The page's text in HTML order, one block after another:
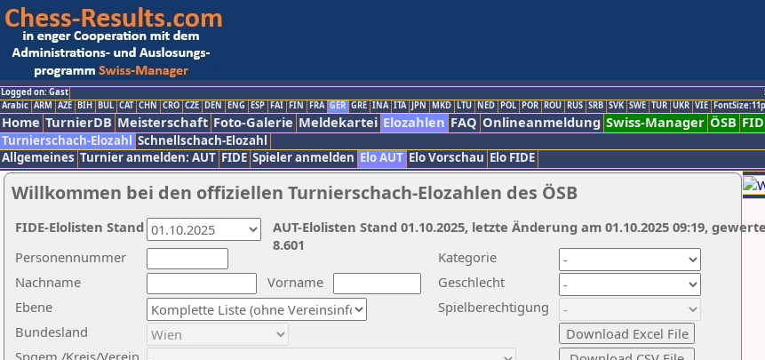
Logged on: Gast
Arabic ARM AZE BIH BUL CAT CHN CRO CZE DEN ENG ESP FAI FIN FRA GER GRE INA ITA JPN MKD LTU NED POL POR ROU RUS SRB SVK SWE TUR UKR VIE
Home TurnierDB Meisterschaft Foto-Galerie Meldekartei Elozahlen FAQ Onlineanmeldung Swiss-Manager ÖSB
Turnierschach-Elozahl Schnellschach-Elozahl
Allgemeines Turnier anmelden: AUT FIDE Spieler anmelden Elo AUT Elo Vorschau Elo FIDE
Willkommen bei den offiziellen Turnierschach-Elozahlen des ÖSB
Nachname
Vorname
Ebene
Kategorie
Personennummer
Bundesland
Spgem./Kreis/Verein
Geschlecht
Spielberechtigung
AUT-Elolisten Stand 01.10.2025, letzte Änderung am 01.10.2025 09:19,
8.601
FIDE-Elolisten Stand